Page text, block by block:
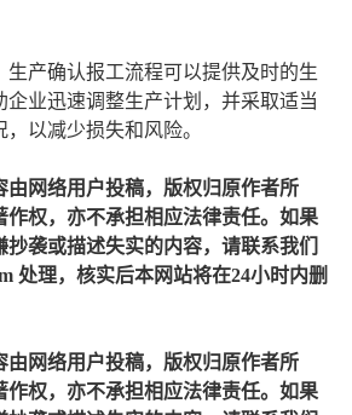
生产确认报工流程可以提供及时的生
企业迅速调整生产计划，并采取适当
以减少损失和风险。
由网络用户投稿，版权归原作者所
作权，亦不承担相应法律责任。如果
袭或描述失实的内容，请联系我们
处理，核实后本网站将在24小时内删
由网络用户投稿，版权归原作者所
作权，亦不承担相应法律责任。如果